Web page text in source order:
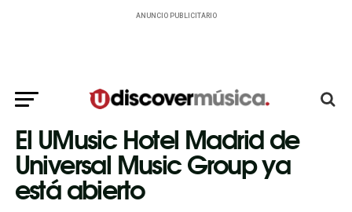
ANUNCIO PUBLICITARIO
El UMusic Hotel Madrid de
Universal Music Group ya
está abierto